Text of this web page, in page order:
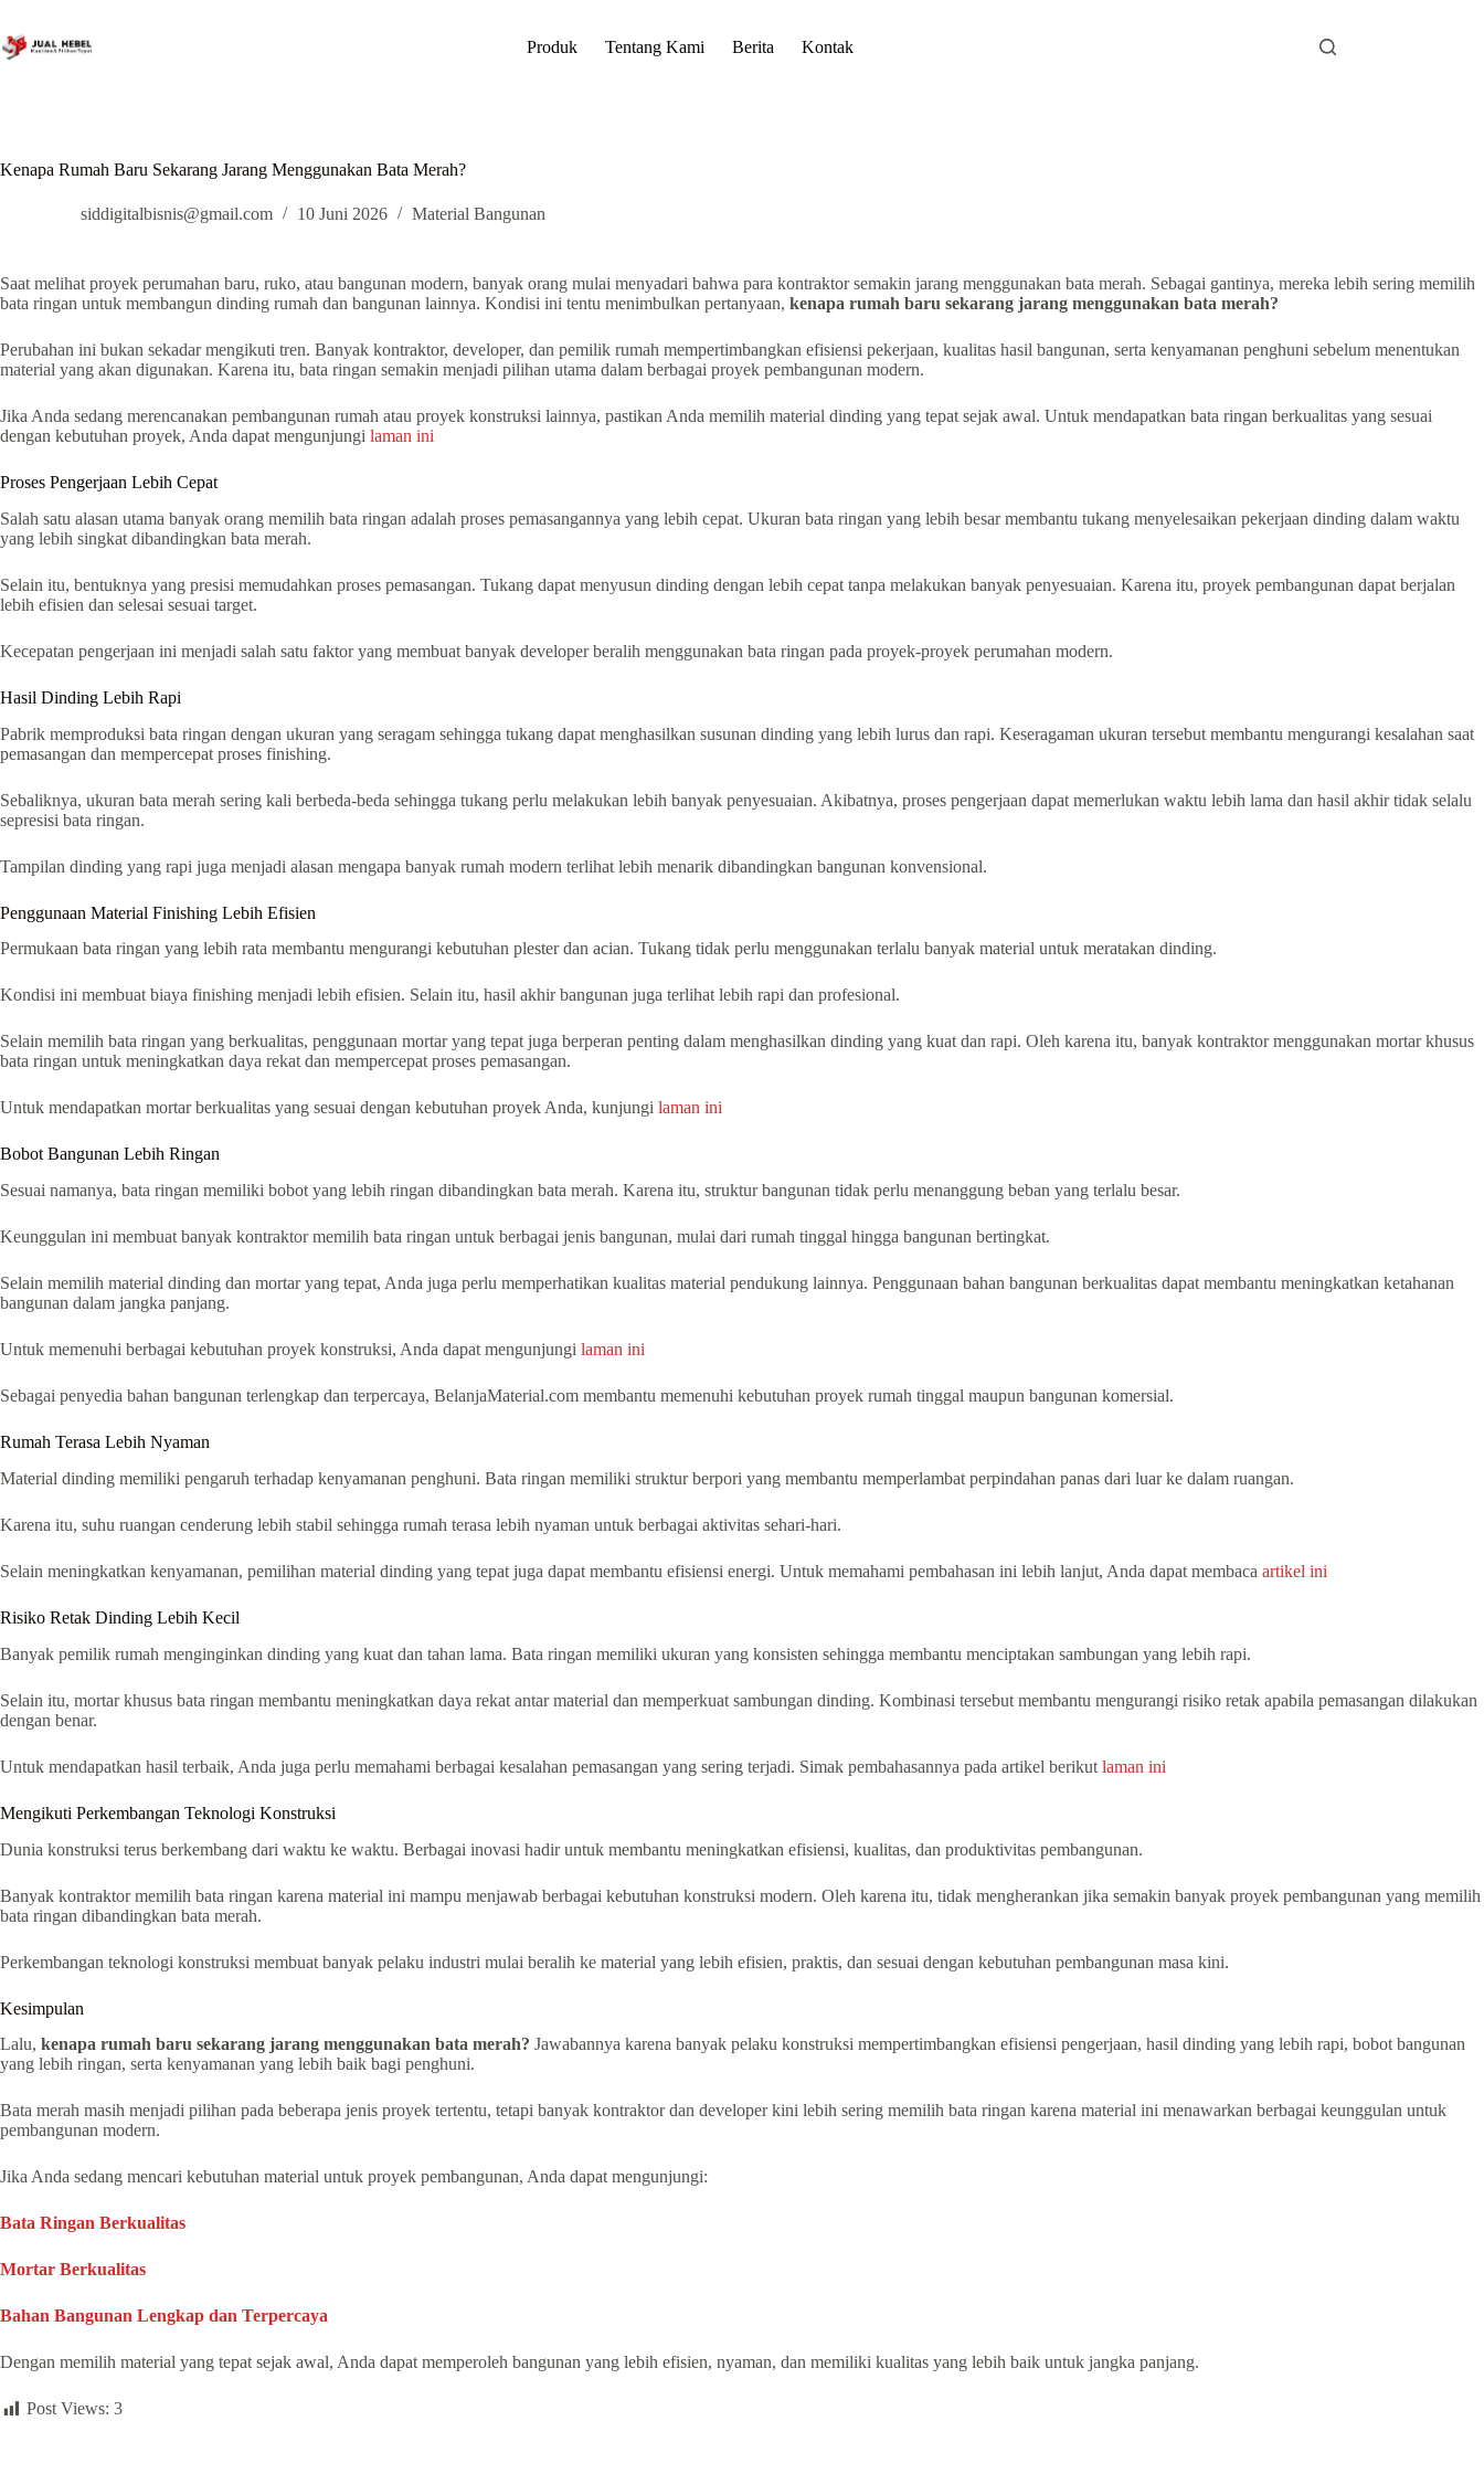
content
Produk Tentang Kami Berita Kontak
Kenapa Rumah Baru Sekarang Jarang Menggunakan Bata Merah?
siddigitalbisnis@gmail.com 10 Juni 2026 Material Bangunan
Saat melihat proyek perumahan baru, ruko, atau bangunan modern, banyak orang mulai menyadari bahwa para kontraktor semakin jarang menggunakan bata merah. Sebagai gantinya, mereka lebih sering memilih
bata ringan untuk membangun dinding rumah dan bangunan lainnya. Kondisi ini tentu menimbulkan pertanyaan, kenapa rumah baru sekarang jarang menggunakan bata merah?
Perubahan ini bukan sekadar mengikuti tren. Banyak kontraktor, developer, dan pemilik rumah mempertimbangkan efisiensi pekerjaan, kualitas hasil bangunan, serta kenyamanan penghuni sebelum menentukan
material yang akan digunakan. Karena itu, bata ringan semakin menjadi pilihan utama dalam berbagai proyek pembangunan modern.
Jika Anda sedang merencanakan pembangunan rumah atau proyek konstruksi lainnya, pastikan Anda memilih material dinding yang tepat sejak awal. Untuk mendapatkan bata ringan berkualitas yang sesuai
dengan kebutuhan proyek, Anda dapat mengunjungi laman ini
Proses Pengerjaan Lebih Cepat
Salah satu alasan utama banyak orang memilih bata ringan adalah proses pemasangannya yang lebih cepat. Ukuran bata ringan yang lebih besar membantu tukang menyelesaikan pekerjaan dinding dalam waktu
yang lebih singkat dibandingkan bata merah.
Selain itu, bentuknya yang presisi memudahkan proses pemasangan. Tukang dapat menyusun dinding dengan lebih cepat tanpa melakukan banyak penyesuaian. Karena itu, proyek pembangunan dapat berjalan
lebih efisien dan selesai sesuai target.
Kecepatan pengerjaan ini menjadi salah satu faktor yang membuat banyak developer beralih menggunakan bata ringan pada proyek-proyek perumahan modern.
Hasil Dinding Lebih Rapi
Pabrik memproduksi bata ringan dengan ukuran yang seragam sehingga tukang dapat menghasilkan susunan dinding yang lebih lurus dan rapi. Keseragaman ukuran tersebut membantu mengurangi kesalahan saat
pemasangan dan mempercepat proses finishing.
Sebaliknya, ukuran bata merah sering kali berbeda-beda sehingga tukang perlu melakukan lebih banyak penyesuaian. Akibatnya, proses pengerjaan dapat memerlukan waktu lebih lama dan hasil akhir tidak selalu
sepresisi bata ringan.
Tampilan dinding yang rapi juga menjadi alasan mengapa banyak rumah modern terlihat lebih menarik dibandingkan bangunan konvensional.
Penggunaan Material Finishing Lebih Efisien
Permukaan bata ringan yang lebih rata membantu mengurangi kebutuhan plester dan acian. Tukang tidak perlu menggunakan terlalu banyak material untuk meratakan dinding.
Kondisi ini membuat biaya finishing menjadi lebih efisien. Selain itu, hasil akhir bangunan juga terlihat lebih rapi dan profesional.
Selain memilih bata ringan yang berkualitas, penggunaan mortar yang tepat juga berperan penting dalam menghasilkan dinding yang kuat dan rapi. Oleh karena itu, banyak kontraktor menggunakan mortar khusus
bata ringan untuk meningkatkan daya rekat dan mempercepat proses pemasangan.
Untuk mendapatkan mortar berkualitas yang sesuai dengan kebutuhan proyek Anda, kunjungi laman ini
Bobot Bangunan Lebih Ringan
Sesuai namanya, bata ringan memiliki bobot yang lebih ringan dibandingkan bata merah. Karena itu, struktur bangunan tidak perlu menanggung beban yang terlalu besar.
Keunggulan ini membuat banyak kontraktor memilih bata ringan untuk berbagai jenis bangunan, mulai dari rumah tinggal hingga bangunan bertingkat.
Selain memilih material dinding dan mortar yang tepat, Anda juga perlu memperhatikan kualitas material pendukung lainnya. Penggunaan bahan bangunan berkualitas dapat membantu meningkatkan ketahanan
bangunan dalam jangka panjang.
Untuk memenuhi berbagai kebutuhan proyek konstruksi, Anda dapat mengunjungi laman ini
Sebagai penyedia bahan bangunan terlengkap dan terpercaya, BelanjaMaterial.com membantu memenuhi kebutuhan proyek rumah tinggal maupun bangunan komersial.
Rumah Terasa Lebih Nyaman
Material dinding memiliki pengaruh terhadap kenyamanan penghuni. Bata ringan memiliki struktur berpori yang membantu memperlambat perpindahan panas dari luar ke dalam ruangan.
Karena itu, suhu ruangan cenderung lebih stabil sehingga rumah terasa lebih nyaman untuk berbagai aktivitas sehari-hari.
Selain meningkatkan kenyamanan, pemilihan material dinding yang tepat juga dapat membantu efisiensi energi. Untuk memahami pembahasan ini lebih lanjut, Anda dapat membaca artikel ini
Risiko Retak Dinding Lebih Kecil
Banyak pemilik rumah menginginkan dinding yang kuat dan tahan lama. Bata ringan memiliki ukuran yang konsisten sehingga membantu menciptakan sambungan yang lebih rapi.
Selain itu, mortar khusus bata ringan membantu meningkatkan daya rekat antar material dan memperkuat sambungan dinding. Kombinasi tersebut membantu mengurangi risiko retak apabila pemasangan dilakukan
dengan benar.
Untuk mendapatkan hasil terbaik, Anda juga perlu memahami berbagai kesalahan pemasangan yang sering terjadi. Simak pembahasannya pada artikel berikut laman ini
Mengikuti Perkembangan Teknologi Konstruksi
Dunia konstruksi terus berkembang dari waktu ke waktu. Berbagai inovasi hadir untuk membantu meningkatkan efisiensi, kualitas, dan produktivitas pembangunan.
Banyak kontraktor memilih bata ringan karena material ini mampu menjawab berbagai kebutuhan konstruksi modern. Oleh karena itu, tidak mengherankan jika semakin banyak proyek pembangunan yang memilih
bata ringan dibandingkan bata merah.
Perkembangan teknologi konstruksi membuat banyak pelaku industri mulai beralih ke material yang lebih efisien, praktis, dan sesuai dengan kebutuhan pembangunan masa kini.
Kesimpulan
Lalu, kenapa rumah baru sekarang jarang menggunakan bata merah? Jawabannya karena banyak pelaku konstruksi mempertimbangkan efisiensi pengerjaan, hasil dinding yang lebih rapi, bobot bangunan
yang lebih ringan, serta kenyamanan yang lebih baik bagi penghuni.
Bata merah masih menjadi pilihan pada beberapa jenis proyek tertentu, tetapi banyak kontraktor dan developer kini lebih sering memilih bata ringan karena material ini menawarkan berbagai keunggulan untuk
pembangunan modern.
Jika Anda sedang mencari kebutuhan material untuk proyek pembangunan, Anda dapat mengunjungi:
Bata Ringan Berkualitas
Mortar Berkualitas
Bahan Bangunan Lengkap dan Terpercaya
Dengan memilih material yang tepat sejak awal, Anda dapat memperoleh bangunan yang lebih efisien, nyaman, dan memiliki kualitas yang lebih baik untuk jangka panjang.
Post Views: 3